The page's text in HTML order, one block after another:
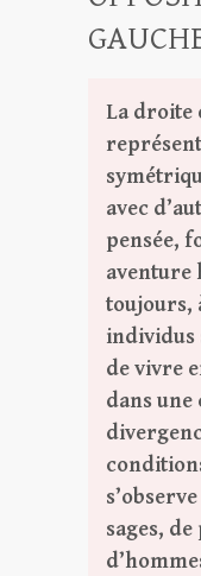
La droite
avec
pensée,
aventure
toujours,
individus
de vivre
dans une
sages,